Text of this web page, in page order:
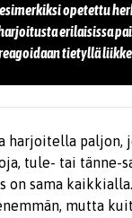
opetettu
erilaisissa
tietyllä
harjoitella paljon,
tule- tai tänne-
on sama
mutta